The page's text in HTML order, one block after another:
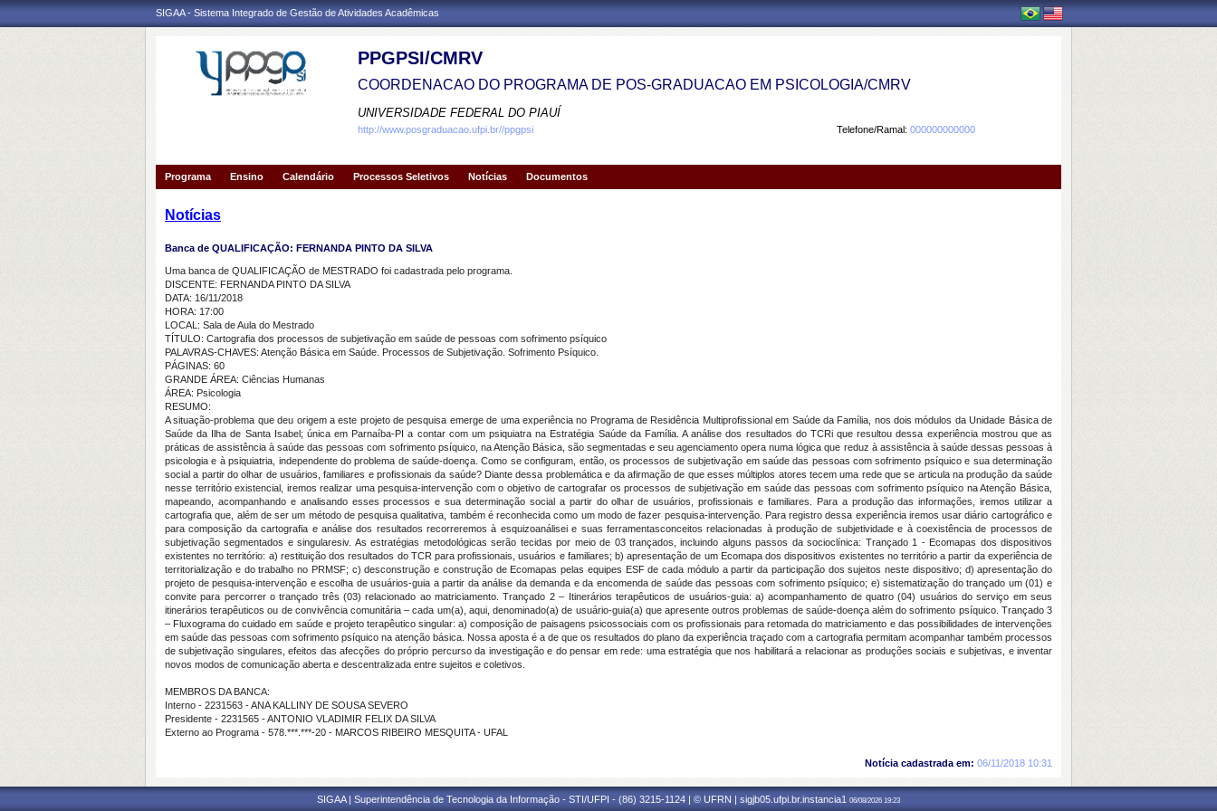
SIGAA - Sistema Integrado de Gestão de Atividades Acadêmicas
PPGPSI/CMRV
COORDENACAO DO PROGRAMA DE POS-GRADUACAO EM PSICOLOGIA/CMRV
UNIVERSIDADE FEDERAL DO PIAUÍ
Telefone/Ramal: 000000000000
http://www.posgraduacao.ufpi.br//ppgpsi
Programa Ensino Calendário Processos Seletivos Notícias Documentos
Notícias
Banca de QUALIFICAÇÃO: FERNANDA PINTO DA SILVA
Uma banca de QUALIFICAÇÃO de MESTRADO foi cadastrada pelo programa.
DISCENTE: FERNANDA PINTO DA SILVA
DATA: 16/11/2018
HORA: 17:00
LOCAL: Sala de Aula do Mestrado
TÍTULO: Cartografia dos processos de subjetivação em saúde de pessoas com sofrimento psíquico
PALAVRAS-CHAVES: Atenção Básica em Saúde. Processos de Subjetivação. Sofrimento Psíquico.
PÁGINAS: 60
GRANDE ÁREA: Ciências Humanas
ÁREA: Psicologia
RESUMO:
A situação-problema que deu origem a este projeto de pesquisa emerge de uma experiência no Programa de Residência Multiprofissional em Saúde da Família, nos dois módulos da Unidade Básica de
Saúde da Ilha de Santa Isabel; única em Parnaíba-PI a contar com um psiquiatra na Estratégia Saúde da Família. A análise dos resultados do TCRi que resultou dessa experiência mostrou que as
práticas de assistência à saúde das pessoas com sofrimento psíquico, na Atenção Básica, são segmentadas e seu agenciamento opera numa lógica que reduz à assistência à saúde dessas pessoas à
psicologia e à psiquiatria, independente do problema de saúde-doença. Como se configuram, então, os processos de subjetivação em saúde das pessoas com sofrimento psíquico e sua determinação
social a partir do olhar de usuários, familiares e profissionais da saúde? Diante dessa problemática e da afirmação de que esses múltiplos atores tecem uma rede que se articula na produção da saúde
nesse território existencial, iremos realizar uma pesquisa-intervenção com o objetivo de cartografar os processos de subjetivação em saúde das pessoas com sofrimento psíquico na Atenção Básica,
mapeando, acompanhando e analisando esses processos e sua determinação social a partir do olhar de usuários, profissionais e familiares. Para a produção das informações, iremos utilizar a
cartografia que, além de ser um método de pesquisa qualitativa, também é reconhecida como um modo de fazer pesquisa-intervenção. Para registro dessa experiência iremos usar diário cartográfico e
para composição da cartografia e análise dos resultados recorreremos à esquizoanálisei e suas ferramentasconceitos relacionadas à produção de subjetividade e à coexistência de processos de
subjetivação segmentados e singularesiv. As estratégias metodológicas serão tecidas por meio de 03 trançados, incluindo alguns passos da socioclínica: Trançado 1 - Ecomapas dos dispositivos
existentes no território: a) restituição dos resultados do TCR para profissionais, usuários e familiares; b) apresentação de um Ecomapa dos dispositivos existentes no território a partir da experiência de
territorialização e do trabalho no PRMSF; c) desconstrução e construção de Ecomapas pelas equipes ESF de cada módulo a partir da participação dos sujeitos neste dispositivo; d) apresentação do
projeto de pesquisa-intervenção e escolha deusuários-guia a partir da análise da demanda e da encomenda de saúde das pessoas com sofrimento psíquico; e) sistematização do trançado um (01) e
convite para percorrer o trançado três (03) relacionado ao matriciamento. Trançado 2 – Itinerários terapêuticos de usuários-guia: a) acompanhamento de quatro (04) usuários do serviço em seus
itinerários terapêuticos ou de convivência comunitária – cada um(a), aqui, denominado(a) de usuário-guia(a) que apresente outros problemas de saúde-doença além do sofrimento psíquico. Trançado 3
– Fluxograma do cuidado em saúde e projeto terapêutico singular: a) composição de paisagens psicossociais com os profissionais para retomada do matriciamento e das possibilidades de intervenções
em saúde das pessoas com sofrimento psíquico na atenção básica. Nossa aposta é a de que os resultados do plano da experiência traçado com a cartografia permitam acompanhar também processos
de subjetivação singulares, efeitos das afecções do próprio percurso da investigação e do pensar em rede: uma estratégia que nos habilitará a relacionar as produções sociais e subjetivas, e inventar
novos modos de comunicação aberta e descentralizada entre sujeitos e coletivos.
MEMBROS DA BANCA:
Interno - 2231563 - ANA KALLINY DE SOUSA SEVERO
Presidente - 2231565 - ANTONIO VLADIMIR FELIX DA SILVA
Externo ao Programa - 578.***.***-20 - MARCOS RIBEIRO MESQUITA - UFAL
Notícia cadastrada em: 06/11/2018 10:31
SIGAA | Superintendência de Tecnologia da Informação - STI/UFPI - (86) 3215-1124 | © UFRN | sigjb05.ufpi.br.instancia1 06/08/2026 19:23